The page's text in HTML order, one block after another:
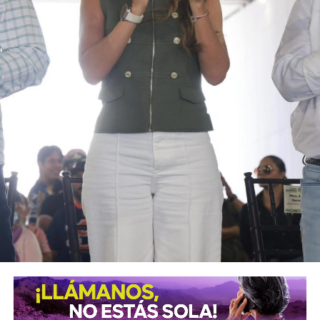
vulnerables de la población
“Este aumento de impuestos será pagado, en última
instancia, por los consumidores, ya que las personas que
utilizan este tipo de plataformas para comprar productos
suelen ser las más desfavorecidas”, advirtió
Juan Carlos
, exsubsecretario de Comercio Exterior y
negociador del T-MEC.
A la par,México continúa negociando con Estados
Unidos para evitar la imposición de un arancel del 30%
a sus exportaciones, medida que
el expresidente Donald
Trump ha amenazado con aplicar a partir del 1 de
agostoen caso de no llegar a un acuerdo comercial
satisfactorio.
mexicana podría verse como una jugada estratégica
en esas negociaciones.